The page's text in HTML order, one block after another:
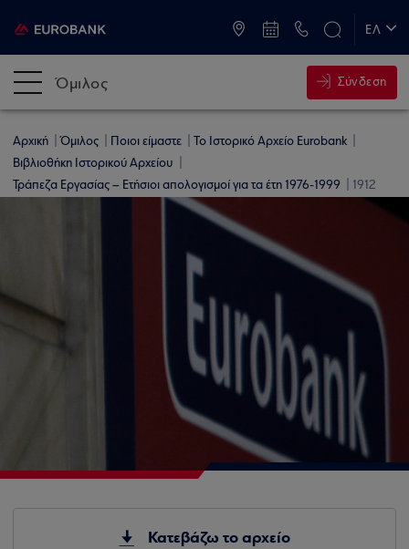
ΕΛ
Όμιλος Σύνδεση
Αρχική Όμιλος Ποιοι είμαστε
Το Ιστορικό Αρχείο Eurobank
Βιβλιοθήκη Ιστορικού Αρχείου
Τράπεζα Εργασίας – Ετήσιοι απολογισμοί για τα έτη 1976-1999
1912
Κατεβάζω το αρχείο